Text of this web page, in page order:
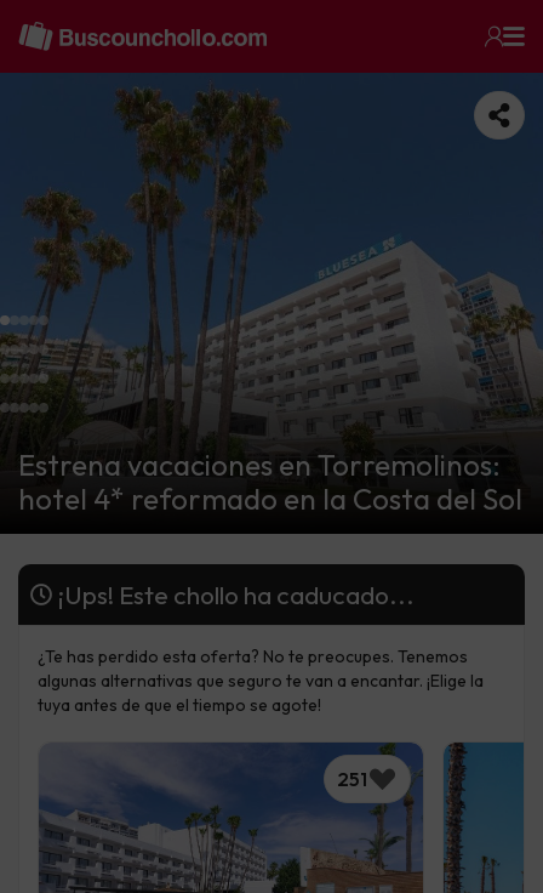
Estrena vacaciones en Torremolinos:
hotel 4* reformado en la Costa del Sol
¡Ups! Este chollo ha caducado...
¿Te has perdido esta oferta? No te preocupes. Tenemos
algunas alternativas que seguro te van a encantar. ¡Elige la
tuya antes de que el tiempo se agote!
251